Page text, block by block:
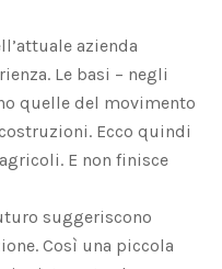
azienda
Le basi – negli
quelle del movimento
Ecco quindi
E non finisce
suggeriscono
Così una piccola